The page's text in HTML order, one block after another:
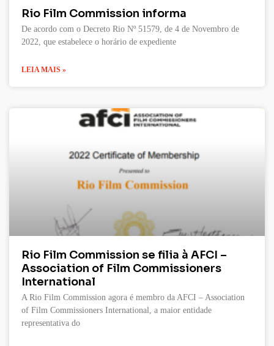
Rio Film Commission informa
De acordo com o Decreto Rio Nº 51579, de 4 de Novembro de
2022, que estabelece o horário de expediente
LEIA MAIS »
Rio Film Commission se filia à AFCI –
Association of Film Commissioners
International
A Rio Film Commission agora é membro da AFCI – Association
of Film Commissioners International, a maior entidade
representativa do